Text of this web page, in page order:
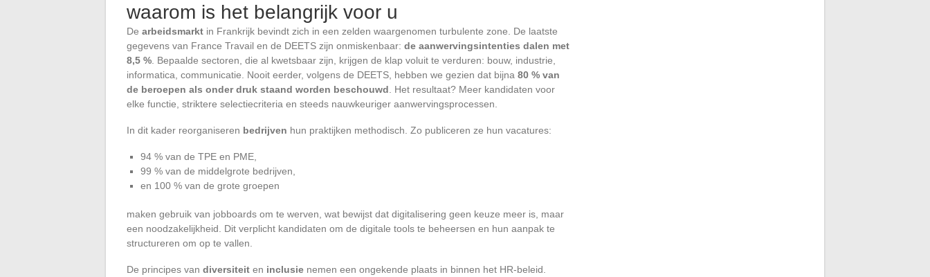
waarom is het belangrijk voor u
De arbeidsmarkt in Frankrijk bevindt zich in een zelden waargenomen turbulente zone. De laatste
gegevens van France Travail en de DEETS zijn onmiskenbaar: de aanwervingsintenties dalen met
8,5 % . Bepaalde sectoren, die al kwetsbaar zijn, krijgen de klap voluit te verduren: bouw, industrie,
informatica, communicatie. Nooit eerder, volgens de DEETS, hebben we gezien dat bijna 80 % van
de beroepen als onder druk staand worden beschouwd . Het resultaat? Meer kandidaten voor
elke functie, striktere selectiecriteria en steeds nauwkeuriger aanwervingsprocessen.
In dit kader reorganiseren bedrijven hun praktijken methodisch. Zo publiceren ze hun vacatures:
94 % van de TPE en PME,
99 % van de middelgrote bedrijven,
en 100 % van de grote groepen
maken gebruik van jobboards om te werven, wat bewijst dat digitalisering geen keuze meer is, maar
een noodzakelijkheid. Dit verplicht kandidaten om de digitale tools te beheersen en hun aanpak te
structureren om op te vallen.
De principes van diversiteit en inclusie nemen een ongekende plaats in binnen het HR-beleid.